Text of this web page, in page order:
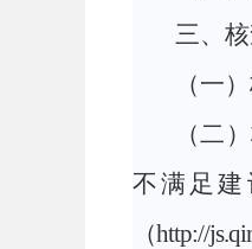
三、
（一）
（二）
不满足
（http://